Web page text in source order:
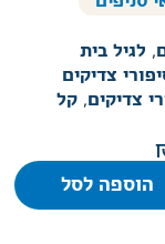
, לגיל בית
צדיקים
צדיקים, קל
הוספה לסל